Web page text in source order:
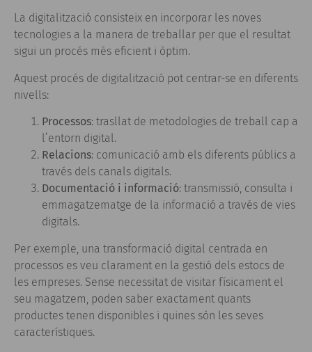
La digitalització consisteix en incorporar les noves
tecnologies a la manera de treballar per que el resultat
sigui un procés més eficient i òptim.
Aquest procés de digitalització pot centrar-se en diferents
nivells:
Processos: trasllat de metodologies de treball cap a
l’entorn digital.
Relacions: comunicació amb els diferents públics a
través dels canals digitals.
Documentació i informació: transmissió, consulta i
emmagatzematge de la informació a través de vies
digitals.
Per exemple, una transformació digital centrada en
processos es veu clarament en la gestió dels estocs de
les empreses. Sense necessitat de visitar físicament el
seu magatzem, poden saber exactament quants
productes tenen disponibles i quines són les seves
característiques.